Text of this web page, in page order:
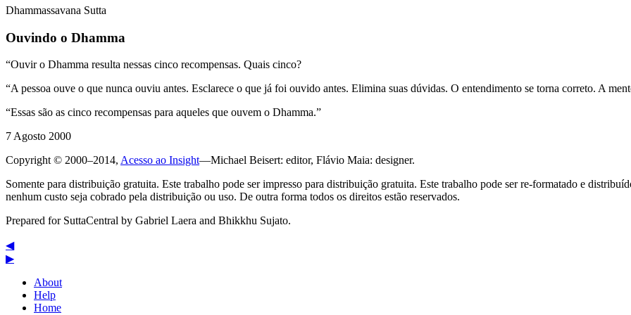
Dhammassavana Sutta
Ouvindo o Dhamma
“Ouvir o Dhamma resulta nessas cinco recompensas. Quais cinco?
“A pessoa ouve o que nunca ouviu antes. Esclarece o que já foi ouvido antes. Elimina suas dúvidas. O entendimento se torna correto. A
“Essas são as cinco recompensas para aqueles que ouvem o Dhamma.”
7 Agosto 2000
Copyright © 2000–2014, Acesso ao Insight—Michael Beisert: editor, Flávio Maia: designer.
Somente para distribuição gratuita. Este trabalho pode ser impresso para distribuição gratuita. Este trabalho pode ser re-formatado e
nenhum custo seja cobrado pela distribuição ou uso. De outra forma todos os direitos estão reservados.
Prepared for SuttaCentral by Gabriel Laera and Bhikkhu Sujato.
◀
▶
About
Help
Home